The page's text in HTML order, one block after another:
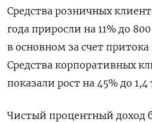
Средства розничных
года приросли на 11% до
в основном за счет
Средства корпоративных
показали рост на 45% до
Чистый процентный доход